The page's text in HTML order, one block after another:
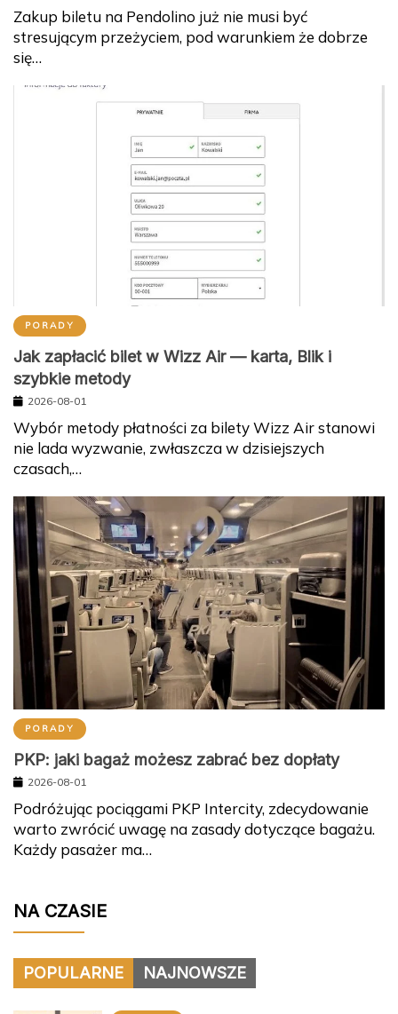
Zakup biletu na Pendolino już nie musi być
stresującym przeżyciem, pod warunkiem że dobrze
się…
PORADY
Jak zapłacić bilet w Wizz Air — karta, Blik i
szybkie metody
2026-08-01
Wybór metody płatności za bilety Wizz Air stanowi
nie lada wyzwanie, zwłaszcza w dzisiejszych
czasach,…
PORADY
PKP: jaki bagaż możesz zabrać bez dopłaty
2026-08-01
Podróżując pociągami PKP Intercity, zdecydowanie
warto zwrócić uwagę na zasady dotyczące bagażu.
Każdy pasażer ma…
NA CZASIE
POPULARNE NAJNOWSZE